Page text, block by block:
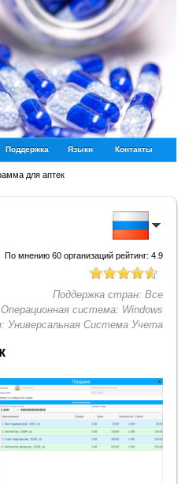
Поддержка Языки Контакты
для аптек
По мнению 60организаций рейтинг: 4.9
Поддержка стран: Все
Операционная система: Windows
Универсальная Система Учета